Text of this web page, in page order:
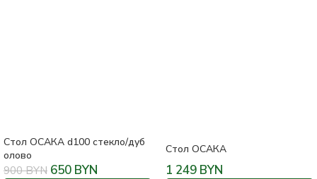
Стол ОСАКА d100 стекло/дуб
олово
900BYN 650 BYN
Стол ОСАКА
1 249 BYN